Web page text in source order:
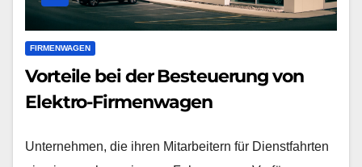
FIRMENWAGEN
Vorteile bei der Besteuerung von
Elektro-Firmenwagen
Unternehmen, die ihren Mitarbeitern für Dienstfahrten